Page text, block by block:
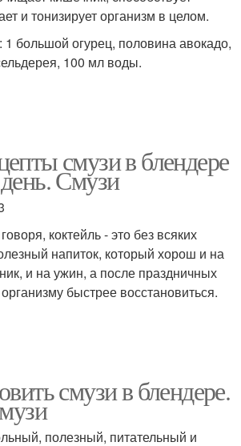
и тонизирует организм в целом.
1 большой огурец, половина авокадо,
100 мл воды.
смузи в блендере
Смузи
коктейль - это без всяких
напиток, который хорош и на
и на ужин, а после праздничных
быстрее восстановиться.
смузи в блендере.
полезный, питательный и